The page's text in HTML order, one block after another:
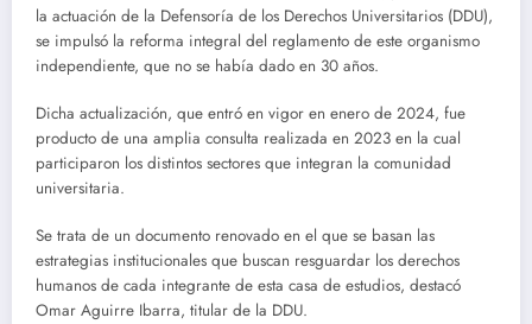
la actuación de la Defensoría de los Derechos Universitarios (DDU),
se impulsó la reforma integral del reglamento de este organismo
independiente, que no se había dado en 30 años.
Dicha actualización, que entró en vigor en enero de 2024, fue
producto de una amplia consulta realizada en 2023 en la cual
participaron los distintos sectores que integran la comunidad
universitaria.
Se trata de un documento renovado en el que se basan las
estrategias institucionales que buscan resguardar los derechos
humanos de cada integrante de esta casa de estudios, destacó
Omar Aguirre Ibarra, titular de la DDU.